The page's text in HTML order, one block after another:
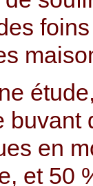
buvant
en
et 50